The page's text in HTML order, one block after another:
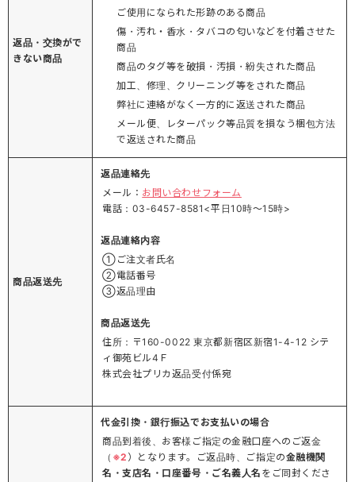
返品・交換がで
きない商品
ご使用になられた形跡のある商品
傷・汚れ・香水・タバコの匂いなどを付着させた
商品
商品のタグ等を破損・汚損・紛失された商品
加工、修理、クリーニング等をされた商品
弊社に連絡がなく一方的に返送された商品
メール便、レターパック等品質を損なう梱包方法
で返送された商品
商品返送先
返品連絡先
メール： お問い合わせフォーム
電話：03-6457-8581<平日10時～15時>
返品連絡内容
①ご注文者氏名
②電話番号
③返品理由
商品返送先
住所：〒160-0022 東京都新宿区新宿1-4-12 シテ
ィ御苑ビル4Ｆ
株式会社プリカ返品受付係宛
代金引換・銀行振込でお支払いの場合
商品到着後、お客様ご指定の金融口座へのご返金
（ ※2 ）となります。ご返品時、ご指定の金融機関
名・支店名・口座番号・ご名義人名 をご同封くださ